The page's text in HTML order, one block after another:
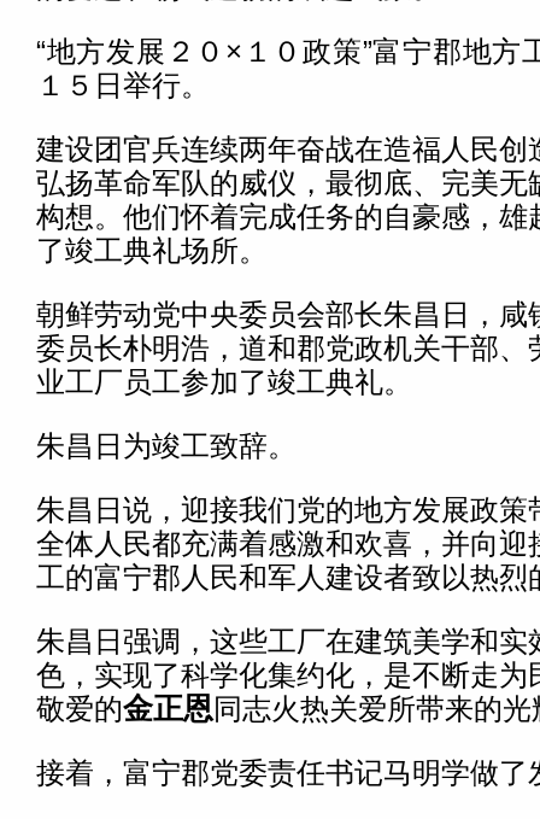
“地方发展２０×１０政策”富宁郡地方
１５日举行。
建设团官兵连续两年奋战在造福人民创
弘扬革命军队的威仪，最彻底、完美无
构想。他们怀着完成任务的自豪感，雄
了竣工典礼场所。
朝鲜劳动党中央委员会部长朱昌日，咸
委员长朴明浩，道和郡党政机关干部、
业工厂员工参加了竣工典礼。
朱昌日为竣工致辞。
朱昌日说，迎接我们党的地方发展政策
全体人民都充满着感激和欢喜，并向迎
工的富宁郡人民和军人建设者致以热烈
朱昌日强调，这些工厂在建筑美学和实
色，实现了科学化集约化，是不断走为
敬爱的金正恩同志火热关爱所带来的
接着，富宁郡党委责任书记马明学做了